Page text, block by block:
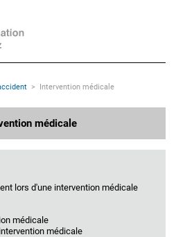
Intervention médicale
médicale
lors d'une intervention médicale
médicale
médicale